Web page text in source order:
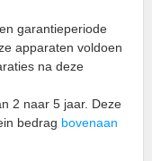
garantieperiode
apparaten voldoen
na deze
2 naar 5 jaar. Deze
bedrag bovenaan